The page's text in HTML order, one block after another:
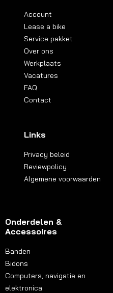
Account
Lease a bike
Service pakket
Over ons
Werkplaats
Vacatures
FAQ
Contact
Links
Privacy beleid
Reviewpolicy
Algemene voorwaarden
Onderdelen &
Accessoires
Banden
Bidons
Computers, navigatie en
elektronica